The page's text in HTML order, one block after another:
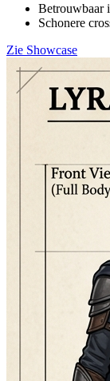
Betrouwbaar
Schonere
Zie Showcase